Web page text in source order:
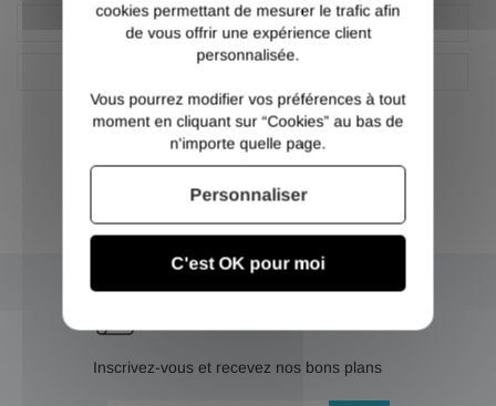
Poutrelle HEA
Poutrelle HEB
Inscrivez-vous et recevez nos bons plans
cookies permettant de mesurer le trafic afin
de vous offrir une expérience client
personnalisée.
Vous pourrez modifier vos préférences à tout
moment en cliquant sur “Cookies” au bas de
n'importe quelle page.
C'est OK pour moi
Personnaliser